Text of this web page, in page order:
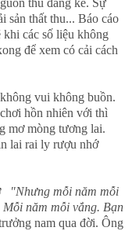
thu đáng kể. Sự
sản thất thu... Báo cáo
khi các số liệu không
để xem có cải cách
vui không buồn.
hồn nhiên với thì
mơ mòng tương lai.
lai rai ly rượu nhớ
"Nhưng mỗi năm mỗi
Mỗi năm mỗi vắng. Bạn
nam qua đời. Ông